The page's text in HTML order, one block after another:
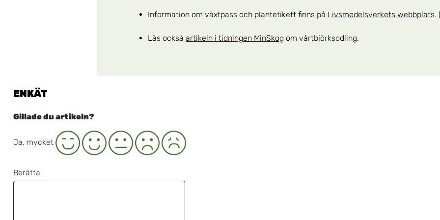
Information om växtpass och plantetikett finns på Livsmedelsverkets webbplats.
Läs också artikeln i tidningen MinSkog om vårtbjörksodling.
ENKÄT
Gillade du artikeln?
Ja, mycket
Ja Neutral Nej Nej, inte alls
Berätta